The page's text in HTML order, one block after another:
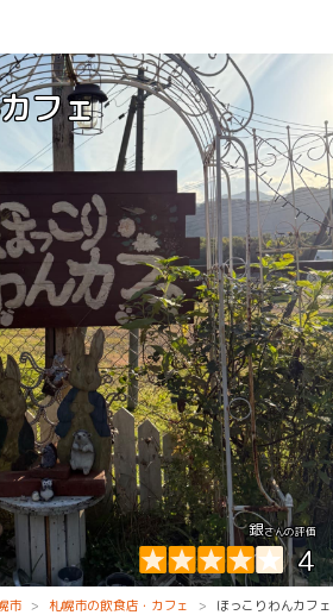
フェ
銀さんの評価
4
市 札幌市の飲食店・カフェ ほっこりわんカフェ